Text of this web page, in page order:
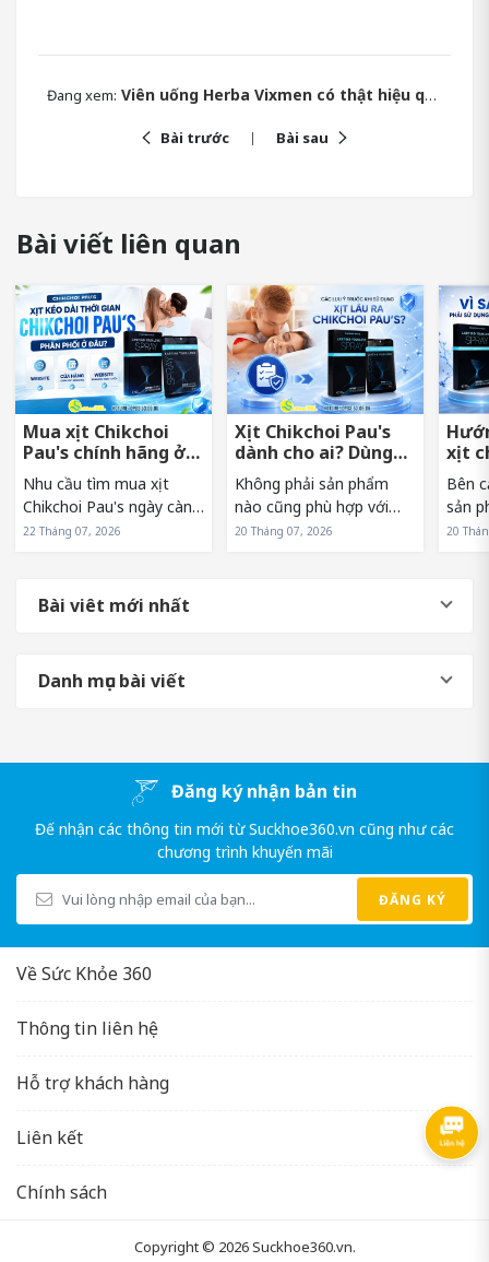
Đang xem: Viên uống Herba Vixmen có thật hiệu quả cho sinh lý nam?
Bài trước Bài sau
Bài viết liên quan
Mua xịt Chikchoi
Pau's chính hãng ở
đâu tránh hàng giả?
Nhu cầu tìm mua xịt
Chikchoi Pau's ngày càng
tăng khiến sản phẩm
nhiên, điều này cũng
22 Tháng 07, 2026
Xịt Chikchoi Pau's
dành cho ai? Dùng
có nóng rát không?
Không phải sản phẩm
nào cũng phù hợp với
mọi đối tượng. Vì vậy,
20 Tháng 07, 2026
xịt
sớm
Bên
sản
sử
quả
20
Bài viêt mới nhất
Danh mục bài viết
Đăng ký nhận bản tin
Đế nhận các thông tin mới từ Suckhoe360.vn cũng như các
chương trình khuyến mãi
ĐĂNG KÝ
Về Sức Khỏe 360
Thông tin liên hệ
Hỗ trợ khách hàng
Liên kết
Chính sách
Copyright © 2026Suckhoe360.vn.